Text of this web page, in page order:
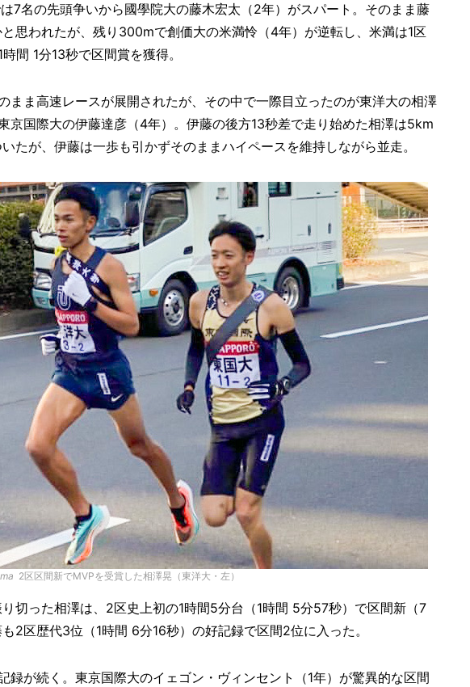
7名の先頭争いから國學院大の藤木宏太（2年）がスパート。そのまま藤
思われたが、残り300mで創価大の米満怜（4年）が逆転し、米満は1区
間 1分13秒で区間賞を獲得。
まま高速レースが展開されたが、その中で一際目立ったのが東洋大の相澤
京国際大の伊藤達彦（4年）。伊藤の後方13秒差で走り始めた相澤は5km
たが、伊藤は一歩も引かずそのままハイペースを維持しながら並走。
2区区間新でMVPを受賞した相澤晃（東洋大・左）
切った相澤は、2区史上初の1時間5分台（1時間 5分57秒）で区間新（7
2区歴代3位（1時間 6分16秒）の好記録で区間2位に入った。
録が続く。東京国際大のイェゴン・ヴィンセント（1年）が驚異的な区間